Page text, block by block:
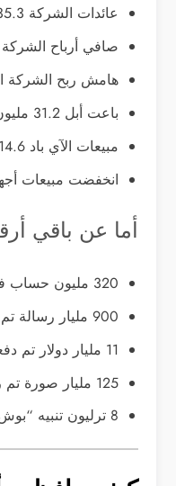
عائدات الشركة 35.3 مليار دولار بالمقابل 35 مليار الربع المماثل العام الماضي.
صافي أرباح الشركة 6.9 مليار دولار انخفاضاً من 8.8 مليار
هامش ربح الشركة انخفض إلى
باعت أبل 31.2 مليون آي فون بارتفاع 20% عن العام الماضي والذي كان 26 مليون جهاز.
مبيعات الآي باد 14.6 مليون بانخفاض 15% عن السابق والذي كان 17 مليون.
انخفضت مبيعات أجهزة الماك إلى 3.8 مليون
أما عن باقي
320 مليون حساب في icloud.
900 مليار رسالة تم إرسالها من الآي ماسج.
11 مليار دولار تم دفعهم للمطورين.
125 مليار صورة تم رفعهم لسيرفرات أبل و 240 مليون حساب مركز ألعاب.
8 ترليون تنبيه “بوش” تم إرساله حتى الآن.